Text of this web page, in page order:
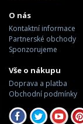
O nás
Kontaktní informace
Partnerské obchody
Sponzorujeme
Vše o nákupu
Doprava a platba
Obchodní podmínky